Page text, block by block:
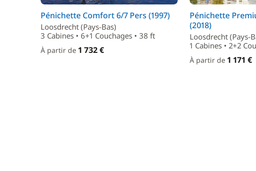
Pénichette Comfort 6/7 Pers (1997)
Loosdrecht (Pays-Bas)
3 Cabines • 6+1 Couchages • 38 ft
À partir de 1 732 €
Pénichette
(2018)
Loosdrecht (Pays-
1 Cabines • 2+2
À partir de 1 171 €